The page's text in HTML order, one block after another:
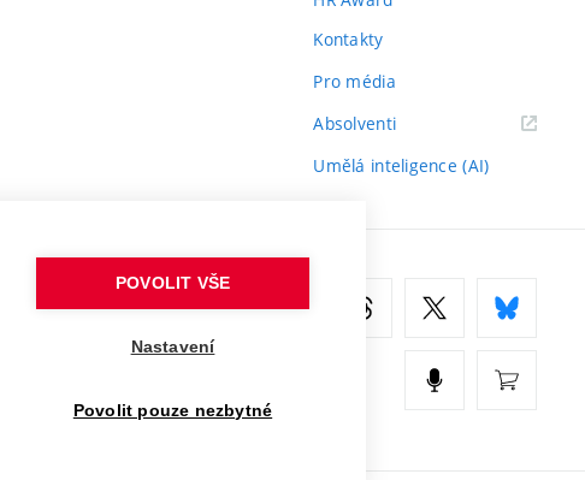
Kontakty
Pro média
Absolventi(externí
Umělá inteligence (AI)
POVOLIT VŠE
Nastavení
Povolit pouze nezbytné